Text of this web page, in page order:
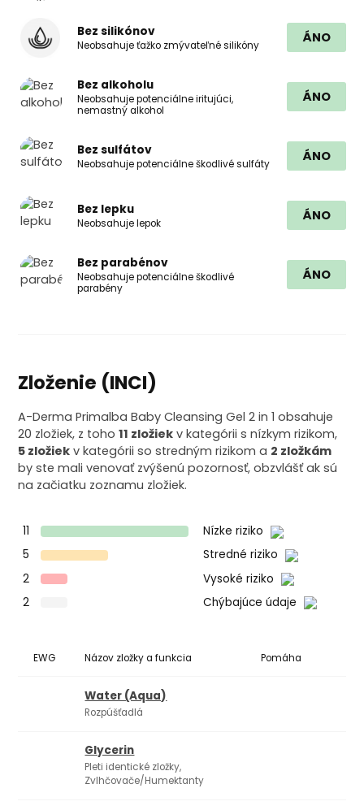
Bez silikónov
Neobsahuje ťažko zmývateľné silikóny
ÁNO
Bez alkoholu
Neobsahuje potenciálne iritujúci,
nemastný alkohol
ÁNO
Bez sulfátov
Neobsahuje potenciálne škodlivé sulfáty
ÁNO
Bez lepku
Neobsahuje lepok
ÁNO
Bez parabénov
Neobsahuje potenciálne škodlivé
parabény
ÁNO
Zloženie (INCI)
A-Derma Primalba Baby Cleansing Gel 2 in 1 obsahuje
20 zložiek, z toho11 zložiek v kategórii s nízkym rizikom,
5 zložiek v kategórii so stredným rizikom a 2 zložkám
by ste mali venovať zvýšenú pozornosť, obzvlášť ak sú
na začiatku zoznamu zložiek.
11
Nízke riziko
5
Stredné riziko
2
Vysoké riziko
2
Chýbajúce údaje
EWG Názov zložky a funkcia Pomáha
Water (Aqua)
Rozpúšťadlá
Glycerin
Pleti identické zložky,
Zvlhčovače/Humektanty